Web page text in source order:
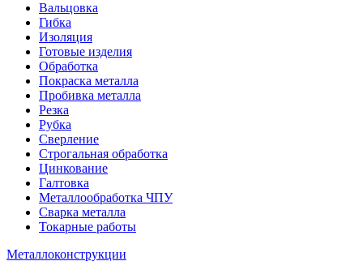
Вальцовка
Гибка
Изоляция
Готовые изделия
Обработка
Покраска металла
Пробивка металла
Резка
Рубка
Сверление
Строгальная обработка
Цинкование
Галтовка
Металлообработка ЧПУ
Сварка металла
Токарные работы
Металлоконструкции